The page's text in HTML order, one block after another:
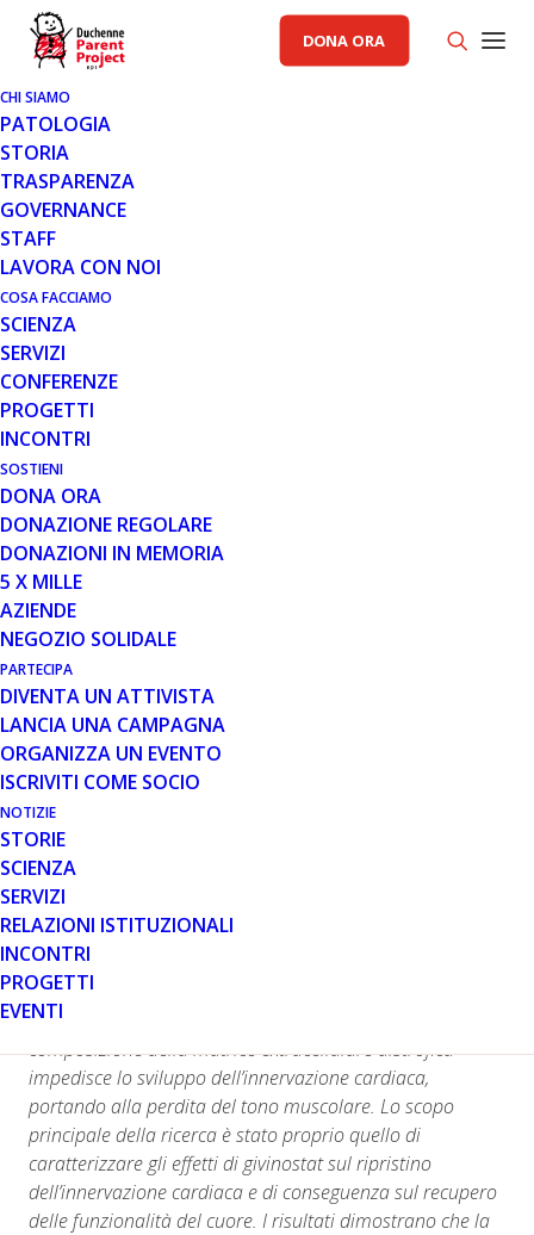
DONA ORA
CHI SIAMO
PATOLOGIA
STORIA
TRASPARENZA
GOVERNANCE
STAFF
LAVORA CON NOI
COSA FACCIAMO
SCIENZA
SERVIZI
CONFERENZE
PROGETTI
INCONTRI
SOSTIENI
DONA ORA
DONAZIONE REGOLARE
DONAZIONI IN MEMORIA
5 X MILLE
AZIENDE
NEGOZIO SOLIDALE
PARTECIPA
DIVENTA UN ATTIVISTA
LANCIA UNA CAMPAGNA
ORGANIZZA UN EVENTO
ISCRIVITI COME SOCIO
NOTIZIE
STORIE
SCIENZA
SERVIZI
RELAZIONI ISTITUZIONALI
INCONTRI
PROGETTI
EVENTI
AREA SCIENZA PP
7 FEB 2021
REPORT FINALE DEL PROGETTO
DI RICERCA IL RUOLO
DELL’INIBITORE DELLE ISTONE
DEACETILASI (HDAC)
GIVINOSTAT SUL
RIMODELLAMENTO CARDIACO
NEI TOPI MDX
Iniziato a settembre del 2017, il progetto triennale
guidato da Roberto Rizzi dell’Istituto di Biologia Cellulare
e Neurobiologia del Consiglio Nazionale delle Ricerche di
Roma aveva come obiettivo principale quello di studiare,
nei topi modello per la DMD, l’effetto di givinostat sul
cuore. Nei topi distrofici è stato precedentemente
dimostrato che l’innervazione del cuore è notevolmente
ridotta. Questo fenomeno genera una grave insufficienza
cardiaca. Il cuore distrofico presenta inoltre aree
fibrotiche e un aumento delle proteine della cosiddetta
matrice extracellulare, lo spazio tra le cellule dei tessuti
occupato da una rete intricata di macromolecole.
L’ipotesi fatta dal gruppo di Roberto Rizzi è che la
composizione della matrice extracellulare distrofica
impedisce lo sviluppo dell’innervazione cardiaca,
portando alla perdita del tono muscolare. Lo scopo
principale della ricerca è stato proprio quello di
caratterizzare gli effetti di givinostat sul ripristino
dell’innervazione cardiaca e di conseguenza sul recupero
delle funzionalità del cuore. I risultati dimostrano che la